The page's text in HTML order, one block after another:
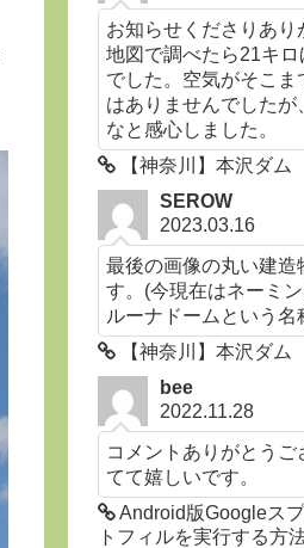
お知らせくださりあり
地図で調べたら21キロ
でした。空気がそこ
はありませんでした
なと感心しました。
【神奈川】本沢ダム
SEROW
2023.03.16
最後の画像の丸い建造
す。(今現在はネーミ
ルーナドームという
【神奈川】本沢ダム
bee
2022.11.28
コメントありがとう
てて嬉しいです。
Android版Googleス
トフィルを実行する方